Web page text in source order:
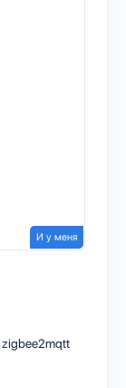
И у меня
zigbee2mqtt